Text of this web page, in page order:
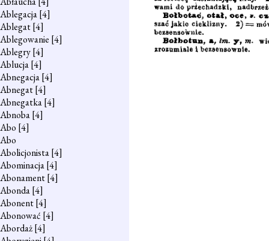
Ablegacja[4]
Ablegat[4]
Ablegowanie [4]
Ablegry[4]
Ablucja[4]
Abnegacja[4]
Abnegat[4]
Abnegatka[4]
Abnoba[4]
Abo [4]
Abo
Abolicjonista[4]
Abominacja[4]
Abonament[4]
Abonda[4]
Abonent[4]
Abonować [4]
Abordaż[4]